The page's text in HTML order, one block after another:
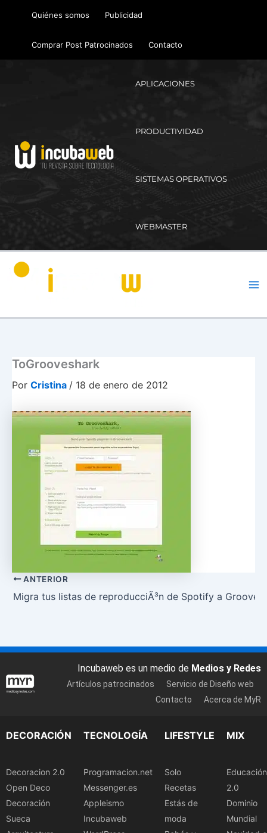
Quiénes somos Publicidad
Comprar Post Patrocinados Contacto
APLICACIONES
PRODUCTIVIDAD
SISTEMAS OPERATIVOS
WEBMASTER
ToGrooveshark
Por Cristina / 18 de enero de 2012
ANTERIOR
Migra tus listas de reproducciÃ³n de Spotify a
Incubaweb es un medio de Medios y Redes
Artículos patrocinados
Servicio de Diseño web
Contacto
Acerca de MyR
DECORACIÓN
Decoracion 2.0
Open Deco
Decoración
Sueca
TECNOLOGÍA
Programacion.net
Messenger.es
Appleismo
Incubaweb
LIFESTYLE
Solo
Recetas
Estás de
moda
MIX
Educación
2.0
Dominio
Mundial